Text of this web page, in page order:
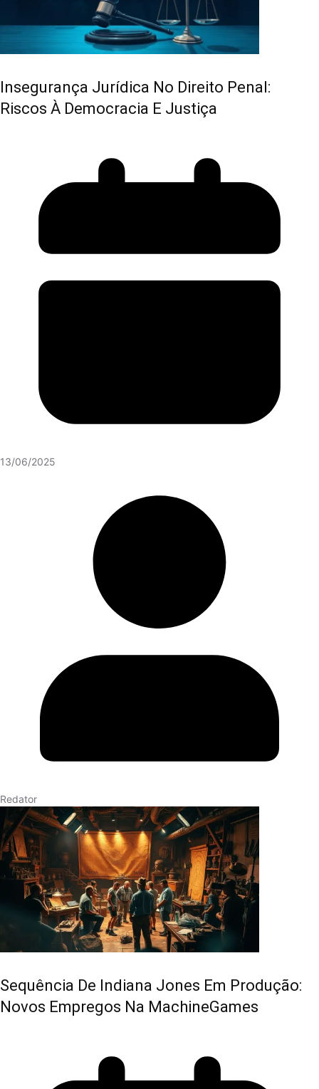
Insegurança Jurídica No Direito Penal:
Riscos À Democracia E Justiça
13/06/2025
Redator
Sequência De Indiana Jones Em Produção:
Novos Empregos Na MachineGames